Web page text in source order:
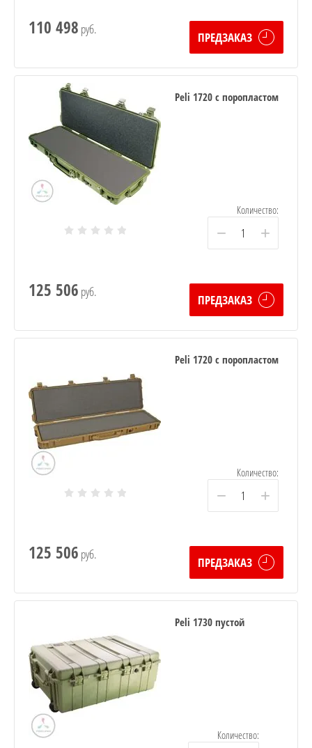
110 498 руб.
ПРЕДЗАКАЗ
Peli 1720 с поропластом
Количество:
− +
125 506 руб.
ПРЕДЗАКАЗ
Peli 1720 с поропластом
Количество:
− +
125 506 руб.
ПРЕДЗАКАЗ
Peli 1730 пустой
Количество: